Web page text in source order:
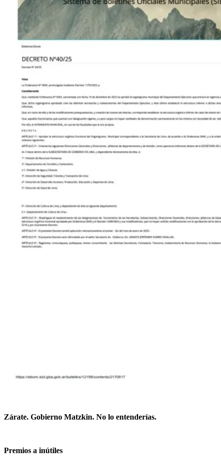
Zárate. Gobierno Matzkin. No lo entenderías.
Premios a inútiles